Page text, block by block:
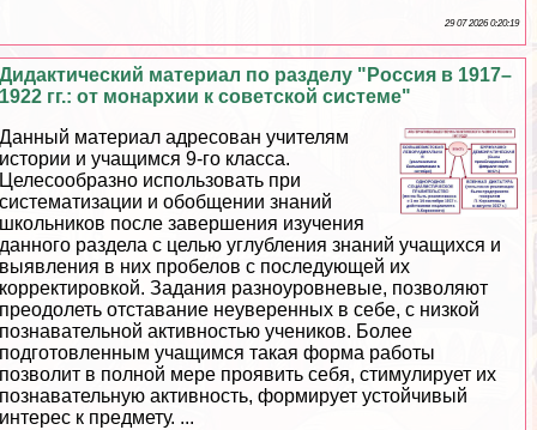
29 07 2026 0:20:19
Дидактический материал по разделу "Россия в 1917–
1922 гг.: от монархии к советской системе"
Данный материал адресован учителям
истории и учащимся 9-го класса.
Целесообразно использовать при
систематизации и обобщении знаний
школьников после завершения изучения
данного раздела с целью углубления знаний учащихся и
выявления в них пробелов с последующей их
корректировкой. Задания разноуровневые, позволяют
преодолеть отставание неуверенных в себе, с низкой
познавательной активностью учеников. Более
подготовленным учащимся такая форма работы
позволит в полной мере проявить себя, стимулирует их
познавательную активность, формирует устойчивый
интерес к предмету. ...